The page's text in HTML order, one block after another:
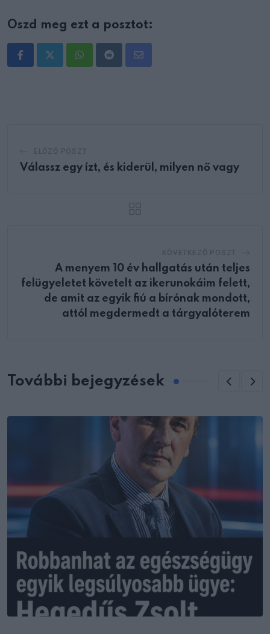
Oszd meg ezt a posztot:
WhatsappRedditShare
Válassz egy ízt, és kiderül, milyen nő vagy
A menyem 10 év hallgatás után teljes
felügyeletet követelt az ikerunokáim felett,
de amit az egyik fiú a bírónak mondott,
attól megdermedt a tárgyalóterem
További bejegyzések